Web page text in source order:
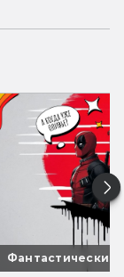
Фантастические